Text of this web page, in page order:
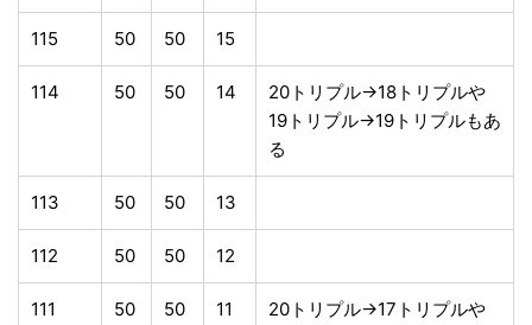
115 50 50 15
114 50 50 14
20トリプル→18トリプルや
19トリプル→19トリプルもあ
る
113 50 50 13
112 50 50 12
111 50 50 11
20トリプル→17トリプルや